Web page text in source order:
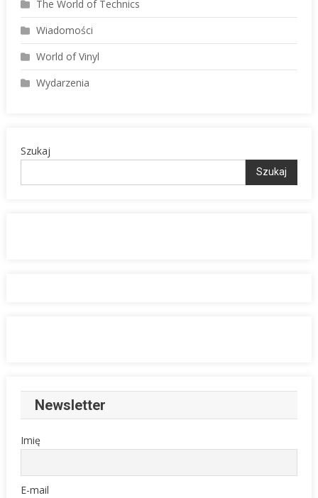
The World of Technics
Wiadomości
World of Vinyl
Wydarzenia
Szukaj
Szukaj
Newsletter
Imię
E-mail